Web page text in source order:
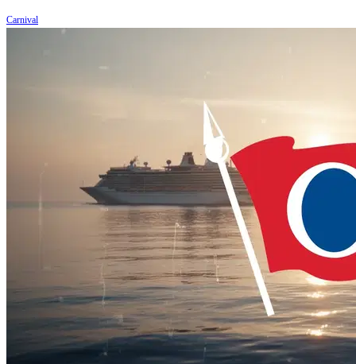
Carnival